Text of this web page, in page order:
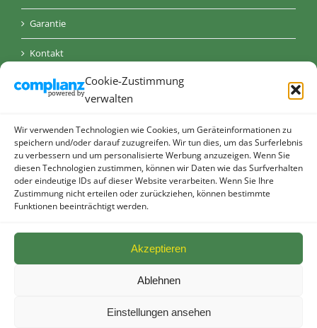
Cookie-Zustimmung
verwalten
Wir verwenden Technologien wie Cookies, um Geräteinformationen zu
speichern und/oder darauf zuzugreifen. Wir tun dies, um das Surferlebnis
zu verbessern und um personalisierte Werbung anzuzeigen. Wenn Sie
diesen Technologien zustimmen, können wir Daten wie das Surfverhalten
oder eindeutige IDs auf dieser Website verarbeiten. Wenn Sie Ihre
Zustimmung nicht erteilen oder zurückziehen, können bestimmte
Funktionen beeinträchtigt werden.
Akzeptieren
Ablehnen
Einstellungen ansehen
Garantie
Kontakt
AGB
Impressum
Cookie-Richtlinie (EU)
© allebacker Schulte GmbH - Radeberger Straße 48 - 01900